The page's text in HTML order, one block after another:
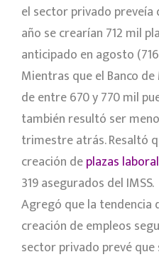
el sector privado preveía
año se crearían 712 mil
anticipado en agosto
Mientras que el Banco
de entre 670 y 770 mil
también resultó ser
trimestre atrás. Resaltó
creación deplazas
319 asegurados del IMSS.
Agregó que la tendencia
creación de empleos
sector privado prevé